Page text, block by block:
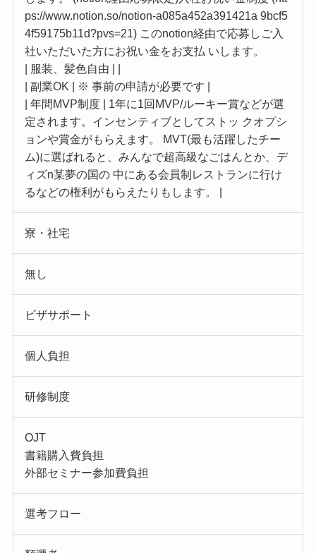
ps://www.notion.so/notion-a085a452a391421a 9bcf5
4f59175b11d?pvs=21) このnotion経由で応募しご入
社いただいた方にお祝い金をお支払 いします。
| 服装、髪色自由 | |
| 副業OK | ※ 事前の申請が必要です |
| 年間MVP制度 | 1年に1回MVP/ルーキー賞などが選
定されます。インセンティブとしてストッ クオプシ
ョンや賞金がもらえます。 MVT(最も活躍したチー
ム)に選ばれると、みんなで超高級なごはんとか、デ
ィズn某夢の国の 中にある会員制レストランに行け
るなどの権利がもらえたりもします。 |
寮・社宅
無し
ビザサポート
個人負担
研修制度
OJT
書籍購入費負担
外部セミナー参加費負担
選考フロー